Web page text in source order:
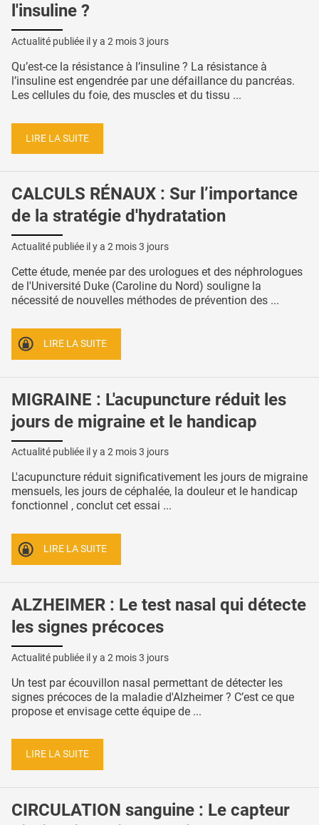
l'insuline ?
Actualité publiée il y a 2 mois 3 jours
Qu’est-ce la résistance à l’insuline ? La résistance à
l’insuline est engendrée par une défaillance du pancréas.
Les cellules du foie, des muscles et du tissu ...
LIRE LA SUITE
CALCULS RÉNAUX : Sur l’importance
de la stratégie d'hydratation
Actualité publiée il y a 2 mois 3 jours
Cette étude, menée par des urologues et des néphrologues
de l'Université Duke (Caroline du Nord) souligne la
nécessité de nouvelles méthodes de prévention des ...
LIRE LA SUITE
MIGRAINE : L'acupuncture réduit les
jours de migraine et le handicap
Actualité publiée il y a 2 mois 3 jours
L'acupuncture réduit significativement les jours de migraine
mensuels, les jours de céphalée, la douleur et le handicap
fonctionnel , conclut cet essai ...
LIRE LA SUITE
ALZHEIMER : Le test nasal qui détecte
les signes précoces
Actualité publiée il y a 2 mois 3 jours
Un test par écouvillon nasal permettant de détecter les
signes précoces de la maladie d'Alzheimer ? C’est ce que
propose et envisage cette équipe de ...
LIRE LA SUITE
CIRCULATION sanguine : Le capteur